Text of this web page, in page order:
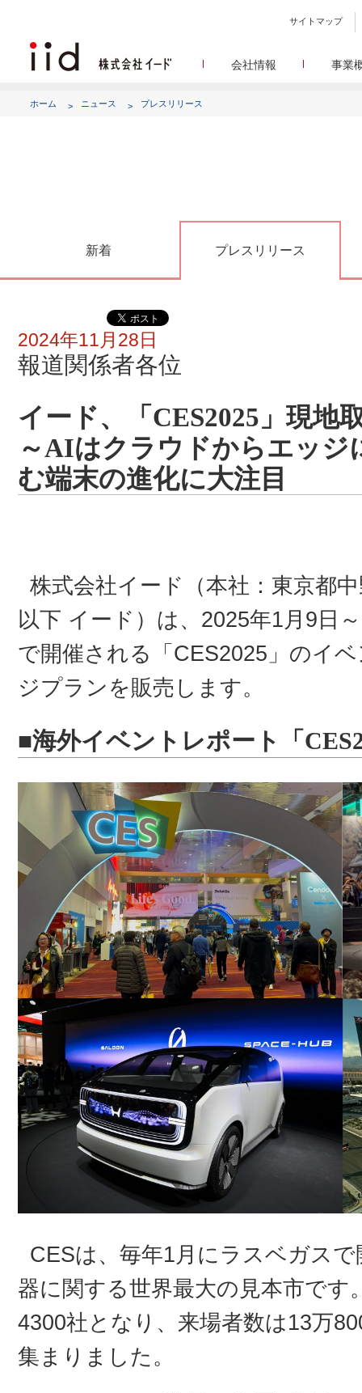
サイトマップ
会社情報
アク
事業
ホーム ニュース プレスリリース
新着 プレスリリース
2024年11月28日
報道関係者各位
イード、「CES2025」現地
～AIはクラウドからエッジ
む端末の進化に大注目
株式会社イード（本社：東京都
以下 イード）は、2025年1月9日
で開催される「CES2025」のイ
ジプランを販売します。
■海外イベントレポート「
CESは、毎年1月にラスベガス
器に関する世界最大の見本市です
4300社となり、来場者数は13万
集まりました。